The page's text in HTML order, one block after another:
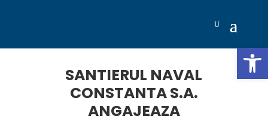
SANTIERUL NAVAL
CONSTANTA S.A.
ANGAJEAZA